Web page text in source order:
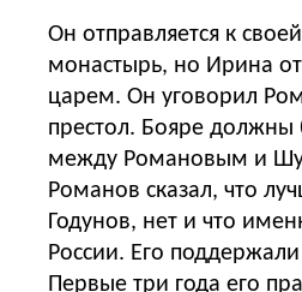
Он отправляется к
монастырь, но Ирина
царем. Он уговорил
престол. Бояре
между Романовым и
Романов сказал, что
Годунов, нет и что
России. Его
Первые три года его